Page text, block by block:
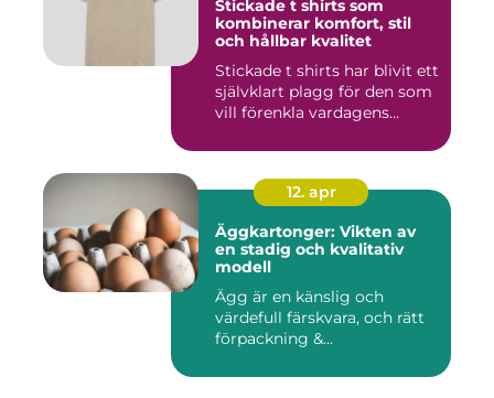
Stickade t shirts som
kombinerar komfort, stil
och hållbar kvalitet
Stickade t shirts har blivit ett
självklart plagg för den som
vill förenkla vardagens...
12. apr
Äggkartonger: Vikten av
en stadig och kvalitativ
modell
Ägg är en känslig och
värdefull färskvara, och rätt
förpackning &...